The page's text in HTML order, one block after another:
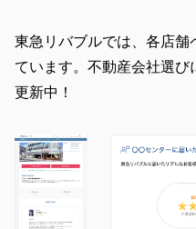
東急リバブルでは、各店舗
ています。不動産会社選び
更新中！